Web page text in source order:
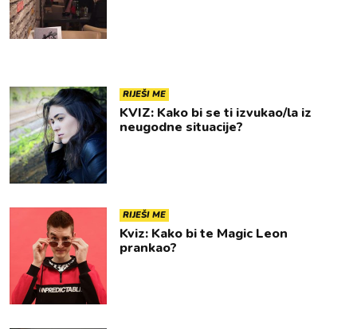
RIJEŠI ME
KVIZ: Kako bi se ti izvukao/la iz
neugodne situacije?
RIJEŠI ME
Kviz: Kako bi te Magic Leon
prankao?